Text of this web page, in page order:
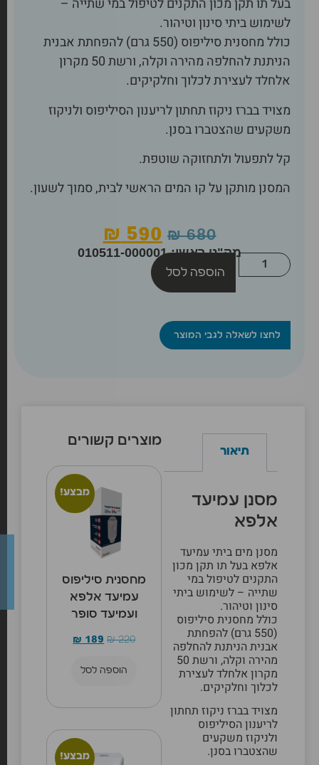
בעל תו תקן מכון התקנים לטיפול במי שתייה –
לשימוש ביתי סינון וטיהור.
כולל מחסנית סיליפוס (550 גרם) להפחתת אבנית
הניתנת להחלפה מהירה וקלה, ורשת 50 מקרון
אלחלד לעצירת לכלוך וחלקיקים.
מצויד בברז ניקוז תחתון לריענון הסיליפוס ולניקוז
משקעים שהצטברו בסנן.
קל לתפעול ולתחזוקה שוטפת.
המסנן מותקן על קו המים הראשי לבית, סמוך לשעון.
₪680
₪590
מק"ט ראשי: 010511-000001
הוספה לסל
לחצו לשאלה לגבי המוצר
תיאור
מסנן עמיעד
אלפא
מסנן מים ביתי עמיעד
אלפא בעל תו תקן מכון
התקנים לטיפול במי
שתייה – לשימוש ביתי
סינון וטיהור.
כולל מחסנית סיליפוס
(550 גרם) להפחתת
אבנית הניתנת להחלפה
מהירה וקלה, ורשת 50
מקרון אלחלד לעצירת
לכלוך וחלקיקים.
מצויד בברז ניקוז תחתון
לריענון הסיליפוס
ולניקוז משקעים
שהצטברו בסנן.
מוצרים קשורים
מבצע!
מחסנית סיליפוס
עמיעד אלפא
ועמיעד סופר
₪220
₪189
הוספה לסל
מבצע!